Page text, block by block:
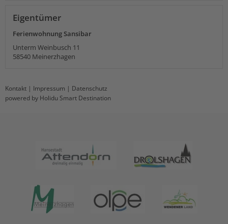
Eigentümer
Ferienwohnung Sansibar
Unterm Weinbusch 11
58540 Meinerzhagen
Kontakt | Impressum | Datenschutz
powered by Holidu Smart Destination